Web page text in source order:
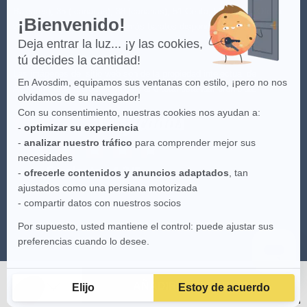
¡Bienvenido!
Deja entrar la luz... ¡y las cookies,
tú decides la cantidad!
En Avosdim, equipamos sus ventanas con estilo, ¡pero no nos
olvidamos de su navegador!
Con su consentimiento, nuestras cookies nos ayudan a:
- optimizar su experiencia
- analizar nuestro tráfico para comprender mejor sus
necesidades
- ofrecerle contenidos y anuncios adaptados , tan
ajustados como una persiana motorizada
- compartir datos con nuestros socios
Por supuesto, usted mantiene el control: puede ajustar sus
preferencias cuando lo desee.
Elijo Estoy de acuerdo
AÑADIR AL CARRITO
Baleares), 35 ( canarias), 38 (canarias), 51 Ceuta, 52 Melilla. Oferta
válida con los transportistas más baratos disponibles. Para más
informaciónaquí.
Avosdim, toda reproduction parcial o total estándar prohibida.